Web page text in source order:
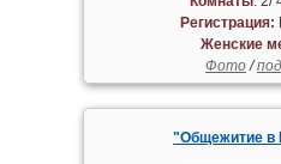
Регистрация:
Женские
Фото/
"Общежитие в